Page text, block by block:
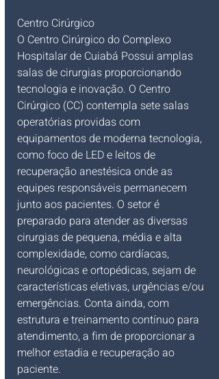
Centro Cirúrgico
O Centro Cirúrgico do Complexo
Hospitalar de Cuiabá Possui amplas
salas de cirurgias proporcionando
tecnologia e inovação. O Centro
Cirúrgico (CC) contempla sete salas
operatórias providas com
equipamentos de moderna tecnologia,
como foco de LED e leitos de
recuperação anestésica onde as
equipes responsáveis permanecem
junto aos pacientes. O setor é
preparado para atender as diversas
cirurgias de pequena, média e alta
complexidade, como cardíacas,
neurológicas e ortopédicas, sejam de
características eletivas, urgências e/ou
emergências. Conta ainda, com
estrutura e treinamento contínuo para
atendimento, a fim de proporcionar a
melhor estadia e recuperação ao
paciente.